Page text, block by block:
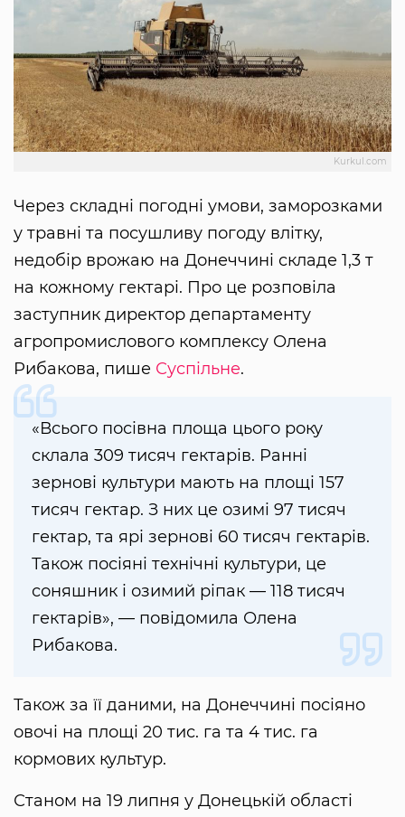
Kurkul.com
Через складні погодні умови, заморозками
у травні та посушливу погоду влітку,
недобір врожаю на Донеччині складе 1,3 т
на кожному гектарі. Про це розповіла
заступник директор департаменту
агропромислового комплексу Олена
Рибакова, пише Суспільне.
«Всього посівна площа цього року
склала 309 тисяч гектарів. Ранні
зернові культури мають на площі 157
тисяч гектар. З них це озимі 97 тисяч
гектар, та ярі зернові 60 тисяч гектарів.
Також посіяні технічні культури, це
соняшник і озимий ріпак — 118 тисяч
гектарів», — повідомила Олена
Рибакова.
Також за її даними, на Донеччині посіяно
овочі на площі 20 тис. га та 4 тис. га
кормових культур.
Станом на 19 липня у Донецькій області